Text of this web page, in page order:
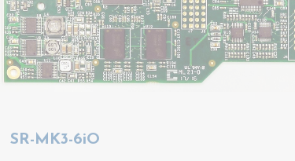
SR-MK3-6iO